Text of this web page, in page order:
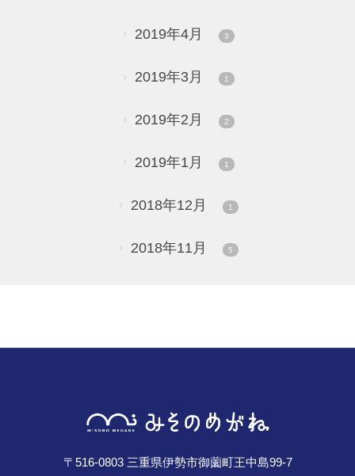
2019年4月 3
2019年3月 1
2019年2月 2
2019年1月 1
2018年12月 1
2018年11月 5
〒516-0803 三重県伊勢市御薗町王中島99-7